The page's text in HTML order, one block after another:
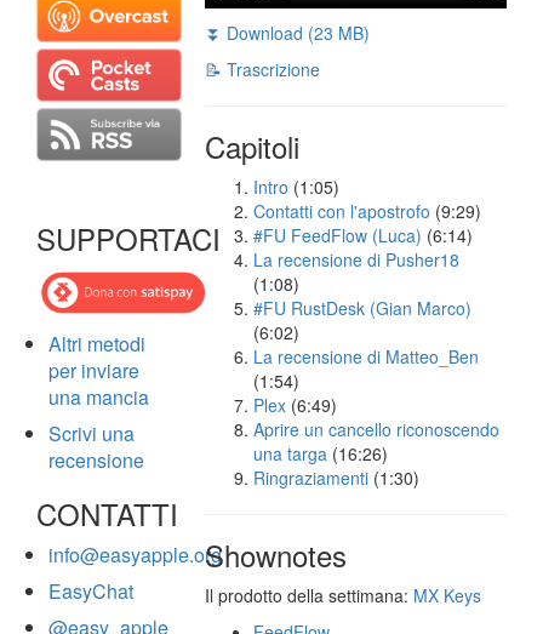
SUPPORTACI
Altri metodi
per inviare
una mancia
Scrivi una
recensione
CONTATTI
info@easyapple.org
EasyChat
@easy_apple
⏬ Download (23 MB)
📝 Trascrizione
Capitoli
Intro (1:05)
Contatti con l'apostrofo (9:29)
#FU FeedFlow (Luca) (6:14)
La recensione di Pusher18
(1:08)
#FU RustDesk (Gian Marco)
(6:02)
La recensione di Matteo_Ben
(1:54)
Plex (6:49)
Aprire un cancello riconoscendo
una targa (16:26)
Ringraziamenti (1:30)
Shownotes
Il prodotto della settimana: MX Keys